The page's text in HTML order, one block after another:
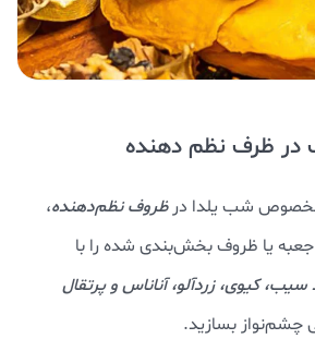
در ظرف نظم دهنده
شب یلدا درظروف نظم‌دهنده،
یا ظروف بخش‌بندی شده را با
سیب، کیوی، زردآلو، آناناس و پرتقال
چشم‌نواز بسازید.